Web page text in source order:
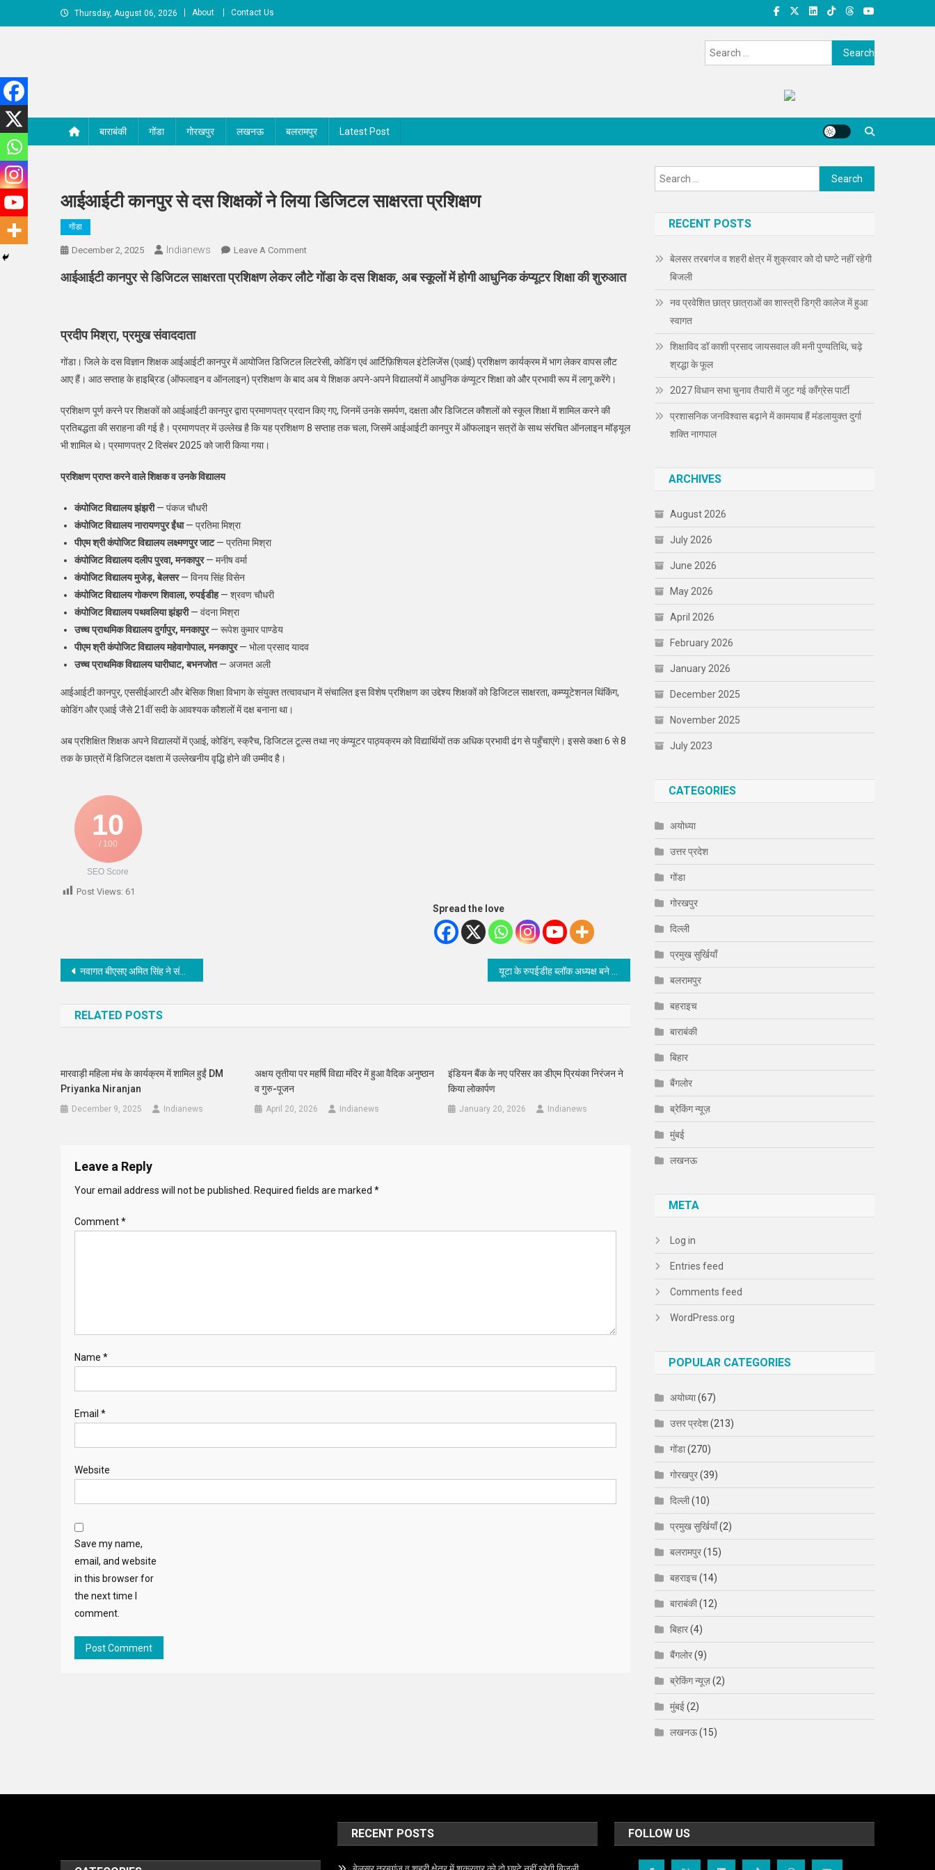
to
Thursday, August 06, 2026 About Contact Us
Search
for:
बाराबंकी गोंडा गोरखपुर लखनऊ बलरामपुर Latest Post
आईआईटी कानपुर से दस शिक्षकों ने लिया डिजिटल साक्षरता प्रशिक्षण
गोंडा
December 2, 2025 Indianews Leave A CommentOn
कानपुर
लिया
डिजिटल
प्रशिक्षण
आईआईटी कानपुर से डिजिटल साक्षरता प्रशिक्षण लेकर लौटे गोंडा के दस शिक्षक, अब स्कूलों में होगी आधुनिक कंप्यूटर शिक्षा की शुरुआत
प्रदीप मिश्रा, प्रमुख संवाददाता
गोंडा। जिले के दस विज्ञान शिक्षक आईआईटी कानपुर में आयोजित डिजिटल लिटरेसी, कोडिंग एवं आर्टिफ़िशियल इंटेलिजेंस (एआई) प्रशिक्षण कार्यक्रम में भाग लेकर वापस लौट
आए हैं। आठ सप्ताह के हाइब्रिड (ऑफलाइन व ऑनलाइन) प्रशिक्षण के बाद अब ये शिक्षक अपने-अपने विद्यालयों में आधुनिक कंप्यूटर शिक्षा को और प्रभावी रूप में लागू करेंगे।
प्रशिक्षण पूर्ण करने पर शिक्षकों को आईआईटी कानपुर द्वारा प्रमाणपत्र प्रदान किए गए, जिनमें उनके समर्पण, दक्षता और डिजिटल कौशलों को स्कूल शिक्षा में शामिल करने की
प्रतिबद्धता की सराहना की गई है। प्रमाणपत्र में उल्लेख है कि यह प्रशिक्षण 8 सप्ताह तक चला, जिसमें आईआईटी कानपुर में ऑफलाइन सत्रों के साथ संरचित ऑनलाइन मॉड्यूल
भी शामिल थे। प्रमाणपत्र 2 दिसंबर 2025 को जारी किया गया।
प्रशिक्षण प्राप्त करने वाले शिक्षक व उनके विद्यालय
कंपोजिट विद्यालय झंझरी— पंकज चौधरी
कंपोजिट विद्यालय नारायणपुर ईंधा— प्रतिमा मिश्रा
पीएम श्री कंपोजिट विद्यालय लक्ष्मणपुर जाट— प्रतिमा मिश्रा
कंपोजिट विद्यालय दलीप पुरवा, मनकापुर— मनीष वर्मा
कंपोजिट विद्यालय मुजेड़, बेलसर— विनय सिंह विसेन
कंपोजिट विद्यालय गोकरण शिवाला, रुपईडीह— श्रवण चौधरी
कंपोजिट विद्यालय पथवलिया झंझरी— वंदना मिश्रा
उच्च प्राथमिक विद्यालय दुर्गापुर, मनकापुर— रूपेश कुमार पाण्डेय
पीएम श्री कंपोजिट विद्यालय महेवागोपाल, मनकापुर— भोला प्रसाद यादव
उच्च प्राथमिक विद्यालय घारीघाट, बभनजोत— अजमत अली
आईआईटी कानपुर, एससीईआरटी और बेसिक शिक्षा विभाग के संयुक्त तत्वावधान में संचालित इस विशेष प्रशिक्षण का उद्देश्य शिक्षकों को डिजिटल साक्षरता, कम्प्यूटेशनल थिंकिंग,
कोडिंग और एआई जैसे 21वीं सदी के आवश्यक कौशलों में दक्ष बनाना था।
अब प्रशिक्षित शिक्षक अपने विद्यालयों में एआई, कोडिंग, स्क्रैच, डिजिटल टूल्स तथा नए कंप्यूटर पाठ्यक्रम को विद्यार्थियों तक अधिक प्रभावी ढंग से पहुँचाएंगे। इससे कक्षा 6 से 8
तक के छात्रों में डिजिटल दक्षता में उल्लेखनीय वृद्धि होने की उम्मीद है।
10
/ 100
SEO Score
Post Views: 61
Spread the love
Post
नवागत बीएसए अमित सिंह ने संभाली कमान
RELATED POSTS
मारवाड़ी महिला मंच के कार्यक्रम में शामिल हुईं DM
Priyanka Niranjan
December 9, 2025 Indianews
अक्षय तृतीया पर महर्षि विद्या मंदिर में हुआ वैदिक अनुष्ठान
व गुरु-पूजन
April 20, 2026 Indianews
इंडियन बैंक के नए परिसर का डीएम प्रियंका निरंजन ने
किया लोकार्पण
January 20, 2026 Indianews
Leave a Reply
Your email address will not be published. Required fields are marked *
Comment*
Name *
Email *
Website
Save my name,
email, and website
in this browser for
the next time I
comment.
Search
for:
RECENT POSTS
बेलसर तरबगंज व शहरी क्षेत्र में शुक्रवार को दो घण्टे नहीं रहेगी
बिजली
नव प्रवेशित छात्र छात्राओं का शास्त्री डिग्री कालेज में हुआ
स्वागत
शिक्षाविद डॉ काशी प्रसाद जायसवाल की मनी पुण्यतिथि, चढ़े
श्रद्धा के फूल
2027 विधान सभा चुनाव तैयारी में जुट गई कॉंग्रेस पार्टी
प्रशासनिक जनविश्वास बढ़ाने में कामयाब हैं मंडलायुक्त दुर्गा
शक्ति नागपाल
ARCHIVES
August 2026
July 2026
June 2026
May 2026
April 2026
February 2026
January 2026
December 2025
November 2025
July 2023
CATEGORIES
अयोध्या
उत्तर प्रदेश
गोंडा
गोरखपुर
दिल्ली
प्रमुख सुर्खियाँ
बलरामपुर
बहराइच
बाराबंकी
बिहार
बैंगलोर
ब्रेकिंग न्यूज़
मुंबई
लखनऊ
META
Log in
Entries feed
Comments feed
WordPress.org
POPULAR CATEGORIES
अयोध्या(67)
उत्तर प्रदेश(213)
गोंडा(270)
गोरखपुर(39)
दिल्ली(10)
प्रमुख सुर्खियाँ(2)
बलरामपुर(15)
बहराइच(14)
बाराबंकी(12)
बिहार(4)
बैंगलोर(9)
ब्रेकिंग न्यूज़(2)
मुंबई(2)
लखनऊ(15)
RECENT POSTS FOLLOW US